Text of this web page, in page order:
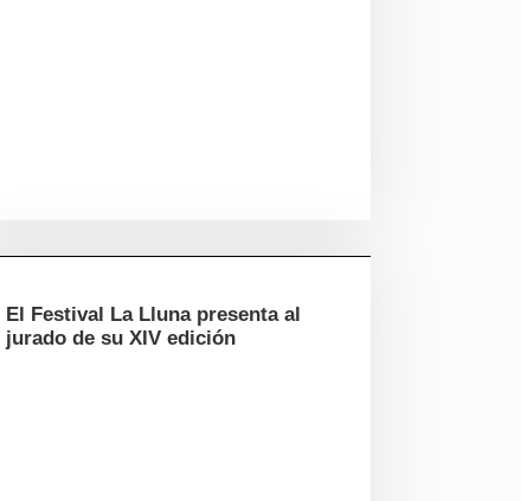
El Festival La Lluna presenta al
jurado de su XIV edición